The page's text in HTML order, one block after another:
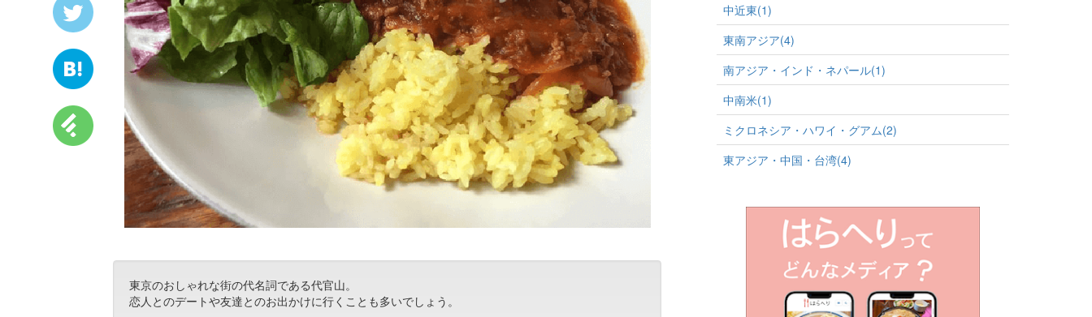
東京のおしゃれな街の代名詞である代官山。
恋人とのデートや友達とのお出かけに行くことも多いでしょう。
中近東(1)
東南アジア(4)
南アジア・インド・ネパール(1)
中南米(1)
ミクロネシア・ハワイ・グアム(2)
東アジア・中国・台湾(4)